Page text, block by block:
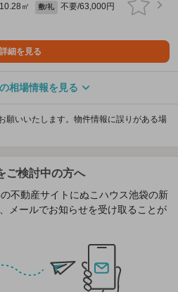
10.28㎡ 敷/礼
不要/63,000円
詳細を見る
相場情報を見る
願いいたします。物件情報に誤りがある場
ご検討中の方へ
不動産サイトにぬこハウス池袋の新
メールでお知らせを受け取ることが